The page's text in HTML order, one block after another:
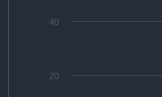
20
40